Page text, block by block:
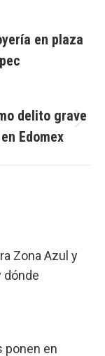
en plaza
delito grave
Edomex
Zona Azul y
dónde
ponen en